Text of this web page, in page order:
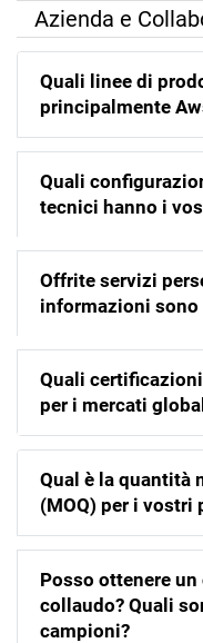
Azienda e
Quali linee di
principalmente
Quali
tecnici hanno i
Offrite servizi
informazioni sono
Quali
per i mercati
Qual è la quantità
(MOQ) per i vostri
Posso ottenere
collaudo? Quali
campioni?